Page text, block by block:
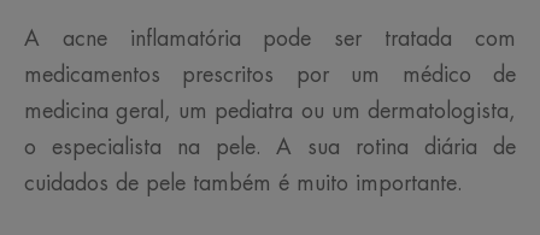
A acne inflamatória pode ser tratada com
medicamentos prescritos por um médico de
medicina geral, um pediatra ou um dermatologista,
o especialista na pele. A sua rotina diária de
cuidados de pele também é muito importante.